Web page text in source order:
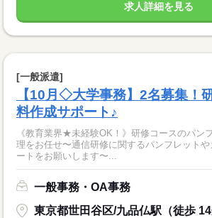
求人詳細を見る
[一般派遣]
【10月◇大学事務】2名募集！
料作成サポート♪
《教育業界★未経験OK！》研修コースのパン
理をお任せ〜通信研修に関するパンフレット
ートをお願いします〜...
一般事務・OA事務
東京都世田谷区/九品仏駅（徒歩 14